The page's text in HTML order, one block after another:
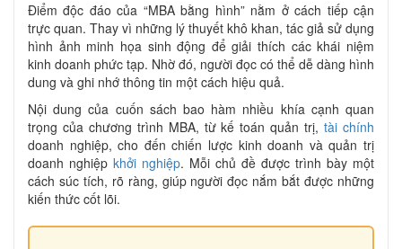
Điểm độc đáo của “MBA bằng hình” nằm ở cách tiếp cận
trực quan. Thay vì những lý thuyết khô khan, tác giả sử dụng
hình ảnh minh họa sinh động để giải thích các khái niệm
kinh doanh phức tạp. Nhờ đó, người đọc có thể dễ dàng hình
dung và ghi nhớ thông tin một cách hiệu quả.
Nội dung của cuốn sách bao hàm nhiều khía cạnh quan
trọng của chương trình MBA, từ kế toán quản trị,tài chính
doanh nghiệp, cho đến chiến lược kinh doanh và quản trị
doanh nghiệp khởi nghiệp. Mỗi chủ đề được trình bày một
cách súc tích, rõ ràng, giúp người đọc nắm bắt được những
kiến thức cốt lõi.